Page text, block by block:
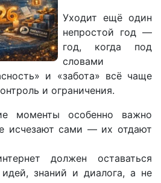
Уходит ещё один
непростой год —
год, когда под
словами
и «забота» всё чаще
и ограничения.
моменты особенно важно
исчезают сами — их отдают
должен оставаться
знаний и диалога, а не